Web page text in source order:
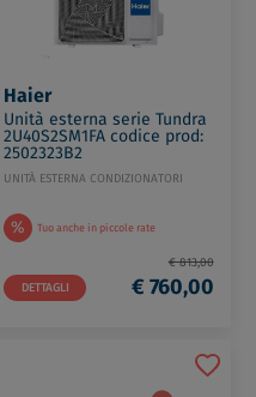
Haier
Unità esterna serie Tundra
2U40S2SM1FA codice prod:
2502323B2
UNITÀ ESTERNA CONDIZIONATORI
% Tuo anche in piccole rate
DETTAGLI
€ 813,00
€ 760,00